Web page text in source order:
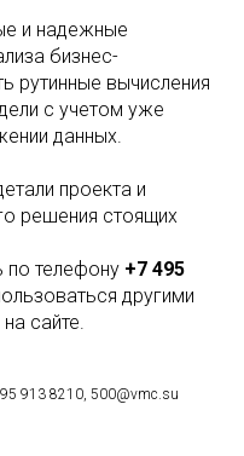
и надежные
бизнес-
рутинные вычисления
с учетом уже
данных.
проекта и
решения стоящих
телефону +7 495
другими
сайте.
913 8210, 500@vmc.su